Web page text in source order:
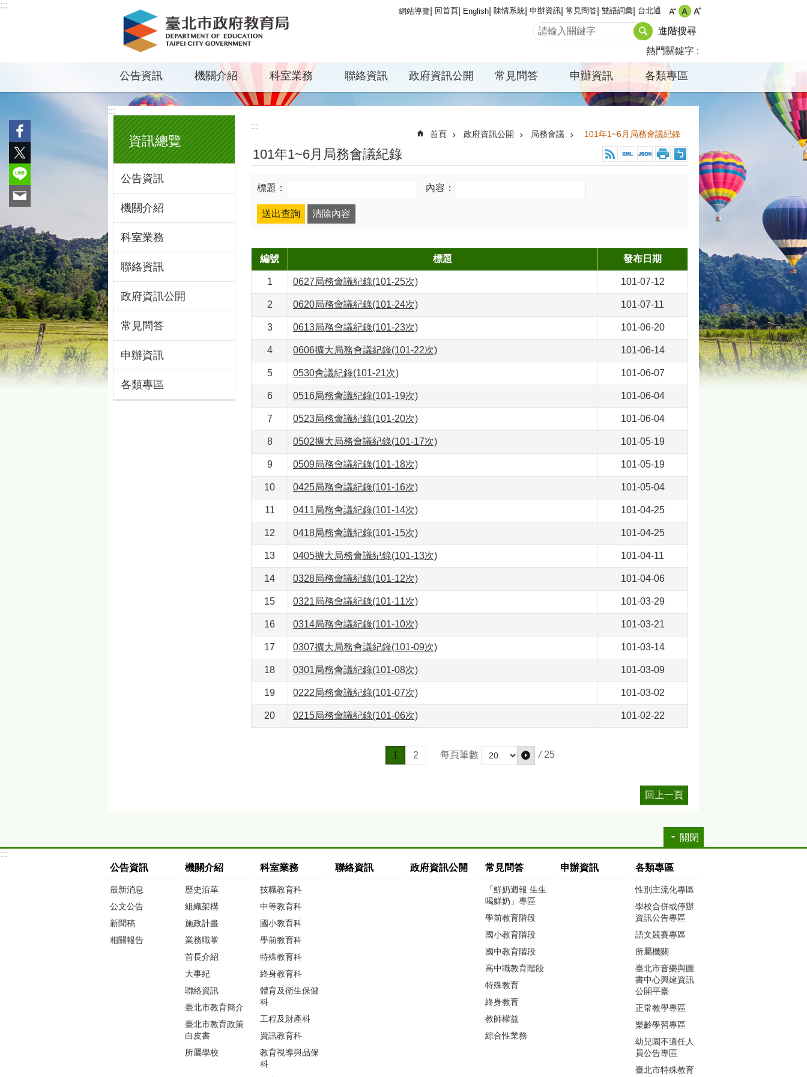
跳到主要內容區塊
:::
網站導覽 回首頁 English 陳情系統 申辦資訊 常見問答 雙語詞彙 台北通
進階搜尋
熱門關鍵字
公告資訊 機關介紹 科室業務 聯絡資訊 政府資訊公開 常見問答 申辦資訊 各類專區
:::
資訊總覽
公告資訊
機關介紹
科室業務
聯絡資訊
政府資訊公開
常見問答
申辦資訊
各類專區
:::
首頁 政府資訊公開 局務會議 101年1~6月局務會議紀錄
101年1~6月局務會議紀錄
標題： 內容：
編號 標題 發布日期
1 0627局務會議紀錄(101-25次) 101-07-12
2 0620局務會議紀錄(101-24次) 101-07-11
3 0613局務會議紀錄(101-23次) 101-06-20
4 0606擴大局務會議紀錄(101-22次) 101-06-14
5 0530會議紀錄(101-21次) 101-06-07
6 0516局務會議紀錄(101-19次) 101-06-04
7 0523局務會議紀錄(101-20次) 101-06-04
8 0502擴大局務會議紀錄(101-17次) 101-05-19
9 0509局務會議紀錄(101-18次) 101-05-19
10 0425局務會議紀錄(101-16次) 101-05-04
11 0411局務會議紀錄(101-14次) 101-04-25
12 0418局務會議紀錄(101-15次) 101-04-25
13 0405擴大局務會議紀錄(101-13次) 101-04-11
14 0328局務會議紀錄(101-12次) 101-04-06
15 0321局務會議紀錄(101-11次) 101-03-29
16 0314局務會議紀錄(101-10次) 101-03-21
17 0307擴大局務會議紀錄(101-09次) 101-03-14
18 0301局務會議紀錄(101-08次) 101-03-09
19 0222局務會議紀錄(101-07次) 101-03-02
20 0215局務會議紀錄(101-06次) 101-02-22
1 2 每頁筆數 / 25
回上一頁
關閉
:::
公告資訊
最新消息
公文公告
新聞稿
相關報告
機關介紹
歷史沿革
組織架構
施政計畫
業務職掌
首長介紹
大事紀
聯絡資訊
臺北市教育簡介
臺北市教育政策
白皮書
所屬學校
科室業務
技職教育科
中等教育科
國小教育科
學前教育科
特殊教育科
終身教育科
體育及衛生保健
科
工程及財產科
資訊教育科
教育視導與品保
科
聯絡資訊 政府資訊公開 常見問答
「鮮奶週報 生生
喝鮮奶」專區
學前教育階段
國小教育階段
國中教育階段
高中職教育階段
特殊教育
終身教育
教師權益
綜合性業務
申辦資訊 各類專區
性別主流化專區
學校合併或停辦
資訊公告專區
語文競賽專區
所屬機關
臺北市音樂與圖
書中心興建資訊
公開平臺
正常教學專區
樂齡學習專區
幼兒園不適任人
員公告專區
臺北市特殊教育